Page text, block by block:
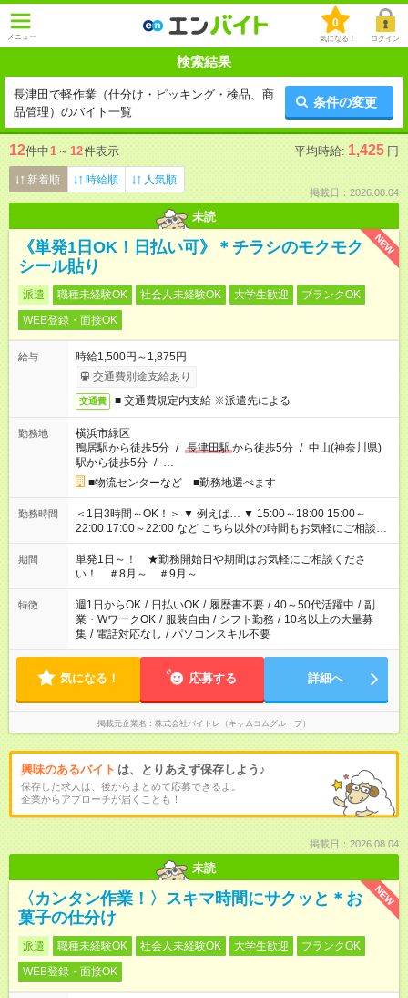
メニュー
0
気になる！ ログイン
検索結果
長津田で軽作業（仕分け・ピッキング・検品、商
品管理）のバイト一覧
条件の変更
12件中1 ～ 12件表示 平均時給: 1,425 円
新着順 時給順 人気順
掲載日：2026.08.04
未読
NEW
《単発1日OK！日払い可》＊チラシのモクモク
シール貼り
派遣 職種未経験OK 社会人未経験OK 大学生歓迎
ブランクOK
WEB登録・面接OK
給与
時給1,500円～1,875円
交通費別途支給あり
交通費 ■ 交通費規定内支給 ※派遣先による
勤務地
横浜市緑区
鴨居駅から徒歩5分 / 長津田駅から徒歩5分 / 中山(神奈川県)
駅から徒歩5分 / …
■物流センターなど ■勤務地選べます
勤務時間
＜1日3時間～OK！＞ ▼ 例えば… ▼ 15:00～18:00 15:00～
22:00 17:00～22:00 など こちら以外の時間もお気軽にご相談く
ださい！
期間
単発1日～！ ★勤務開始日や期間はお気軽にご相談くださ
い！ ＃8月～ ＃9月～
特徴 週1日からOK / 日払いOK / 履歴書不要 / 40～50代活躍中 / 副
業・WワークOK / 服装自由 / シフト勤務 / 10名以上の大量募
集 / 電話対応なし / パソコンスキル不要
気になる！ 応募する 詳細へ
掲載元企業名 株式会社バイトレ（キャムコムグループ）
興味のあるバイト は、とりあえず保存しよう♪
保存した求人は、後からまとめて応募できるよ。
企業からアプローチが届くことも！
掲載日：2026.08.04
未読
NEW
〈カンタン作業！〉スキマ時間にサクッと＊お
菓子の仕分け
派遣 職種未経験OK 社会人未経験OK 大学生歓迎
ブランクOK
WEB登録・面接OK